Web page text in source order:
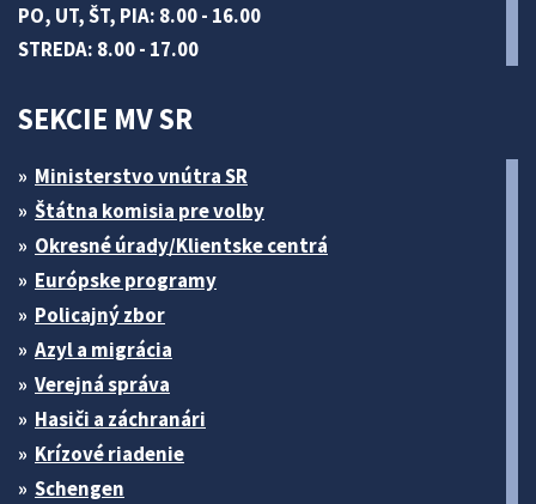
PO, UT, ŠT, PIA: 8.00 - 16.00
STREDA: 8.00 - 17.00
SEKCIE MV SR
Ministerstvo vnútra SR
Štátna komisia pre volby
Okresné úrady/Klientske centrá
Európske programy
Policajný zbor
Azyl a migrácia
Verejná správa
Hasiči a záchranári
Krízové riadenie
Schengen